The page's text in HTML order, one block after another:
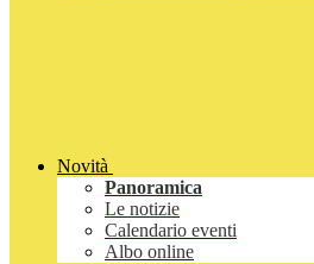
Novità
Panoramica
Le notizie
Calendario eventi
Albo online